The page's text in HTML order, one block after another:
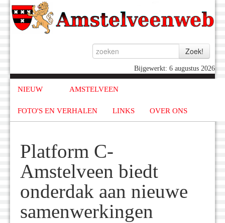
Bijgewerkt: 6 augustus 2026
NIEUW AMSTELVEEN
FOTO'S EN VERHALEN LINKS OVER ONS
Platform C-
Amstelveen biedt
onderdak aan nieuwe
samenwerkingen